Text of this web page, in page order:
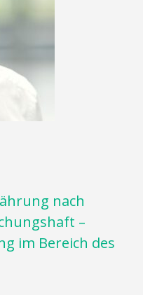
nach
–
im Bereich des